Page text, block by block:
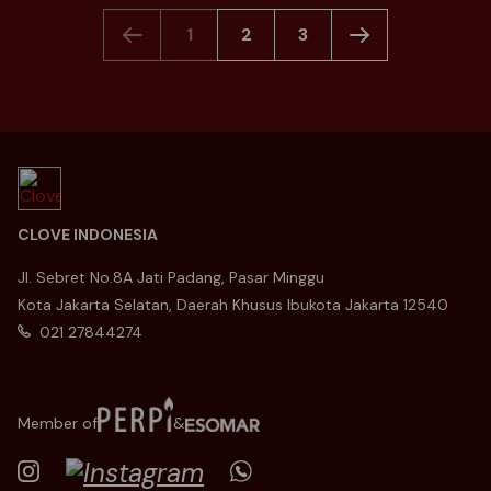
1 2 3
Member of &
CLOVE INDONESIA
Jl. Sebret No.8A Jati Padang, Pasar Minggu
Kota Jakarta Selatan, Daerah Khusus Ibukota Jakarta 12540
021 27844274